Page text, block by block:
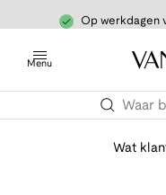
Op werkdagen
Menu
Wat